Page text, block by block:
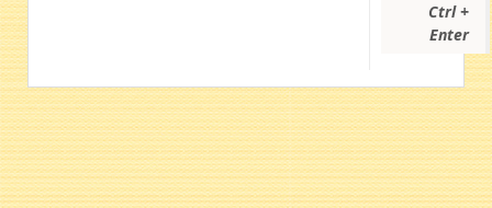
Ctrl +
Enter